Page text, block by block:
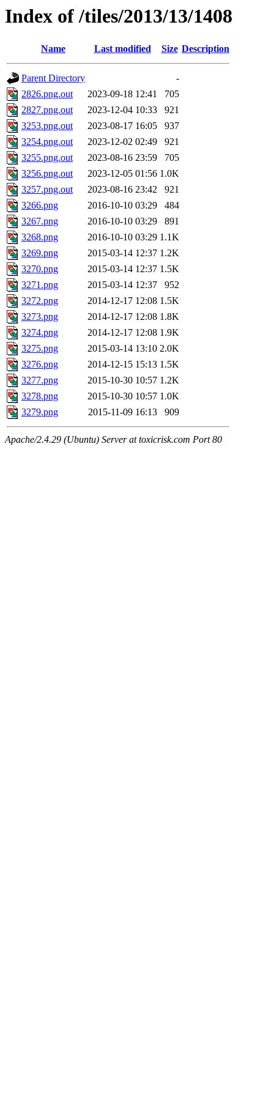
Index of /tiles/2013/13/1408
Name Last modified Size Description
Parent Directory
-
2826.png.out
2023-09-18 12:41
705
2827.png.out
2023-12-04 10:33
921
3253.png.out
2023-08-17 16:05
937
3254.png.out
2023-12-02 02:49
921
3255.png.out
2023-08-16 23:59
705
3256.png.out
2023-12-05 01:56 1.0K
3257.png.out
2023-08-16 23:42
921
3266.png
2016-10-10 03:29
484
3267.png
2016-10-10 03:29
891
3268.png
2016-10-10 03:29 1.1K
3269.png
2015-03-14 12:37 1.2K
3270.png
2015-03-14 12:37 1.5K
3271.png
2015-03-14 12:37
952
3272.png
2014-12-17 12:08 1.5K
3273.png
2014-12-17 12:08 1.8K
3274.png
2014-12-17 12:08 1.9K
3275.png
2015-03-14 13:10 2.0K
3276.png
2014-12-15 15:13 1.5K
3277.png
2015-10-30 10:57 1.2K
3278.png
2015-10-30 10:57 1.0K
3279.png
2015-11-09 16:13 909
Apache/2.4.29 (Ubuntu) Server at toxicrisk.com Port 80